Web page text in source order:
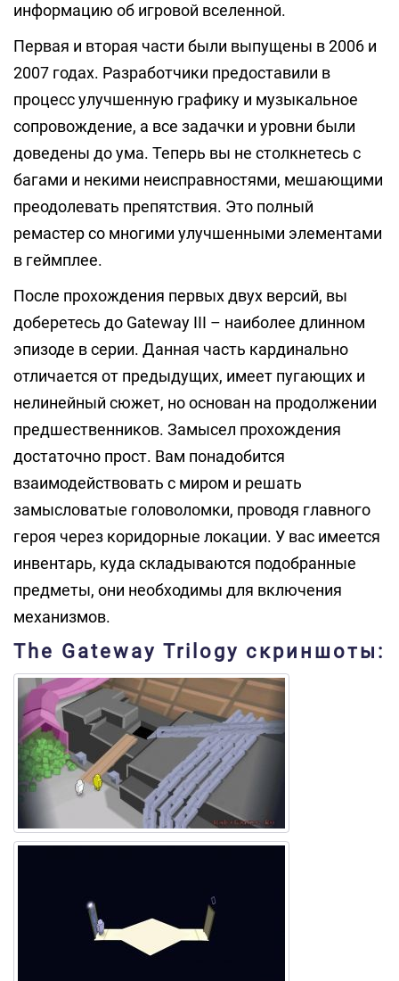
информацию об игровой вселенной.
Первая и вторая части были выпущены в 2006 и
2007 годах. Разработчики предоставили в
процесс улучшенную графику и музыкальное
сопровождение, а все задачки и уровни были
доведены до ума. Теперь вы не столкнетесь с
багами и некими неисправностями, мешающими
преодолевать препятствия. Это полный
ремастер со многими улучшенными элементами
в геймплее.
После прохождения первых двух версий, вы
доберетесь до Gateway III – наиболее длинном
эпизоде в серии. Данная часть кардинально
отличается от предыдущих, имеет пугающих и
нелинейный сюжет, но основан на продолжении
предшественников. Замысел прохождения
достаточно прост. Вам понадобится
взаимодействовать с миром и решать
замысловатые головоломки, проводя главного
героя через коридорные локации. У вас имеется
инвентарь, куда складываются подобранные
предметы, они необходимы для включения
механизмов.
The Gateway Trilogy скриншоты: